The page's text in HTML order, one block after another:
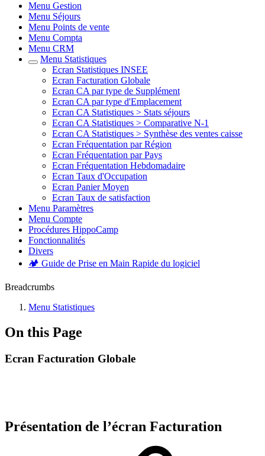
Menu Gestion
Menu Séjours
Menu Points de vente
Menu Compta
Menu CRM
Menu Statistiques
Ecran Statistiques INSEE
Ecran Facturation Globale
Ecran CA par type de Supplément
Ecran CA par type d'Emplacement
Ecran CA Statistiques > Stats séjours
Ecran CA Statistiques > Comparative N-1
Ecran CA Statistiques > Synthèse des ventes caisse
Ecran Fréquentation par Région
Ecran Fréquentation par Pays
Ecran Fréquentation Hebdomadaire
Ecran Taux d'Occupation
Ecran Panier Moyen
Ecran Taux de satisfaction
Menu Paramètres
Menu Compte
Procédures HippoCamp
Fonctionnalités
Divers
🏕️ Guide de Prise en Main Rapide du logiciel
Breadcrumbs
Menu Statistiques
On this Page
Ecran Facturation Globale
Présentation de l’écran Facturation